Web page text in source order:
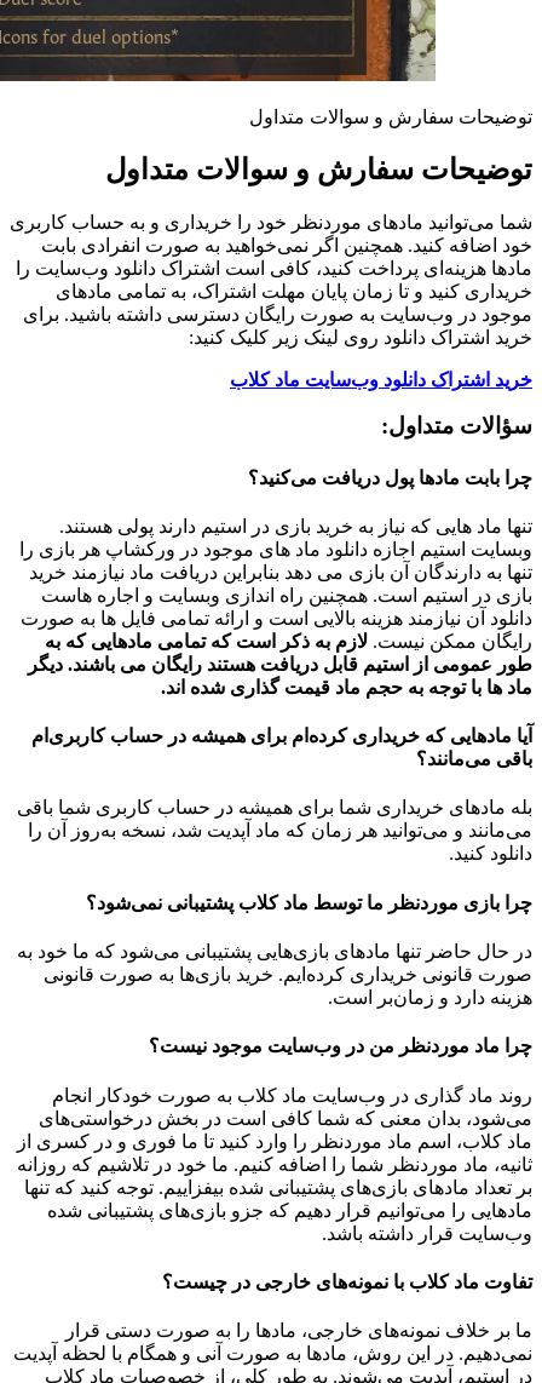
توضیحات سفارش و سوالات متداول
توضیحات سفارش و سوالات متداول
شما می‌توانید مادهای موردنظر خود را خریداری و به حساب کاربری
خود اضافه کنید. همچنین اگر نمی‌خواهید به صورت انفرادی بابت
مادها هزینه‌ای پرداخت کنید، کافی است اشتراک دانلود وب‌سایت را
خریداری کنید و تا زمان پایان مهلت اشتراک، به تمامی مادهای
موجود در وب‌سایت به صورت رایگان دسترسی داشته باشید. برای
خرید اشتراک دانلود روی لینک زیر کلیک کنید:
خرید اشتراک دانلود وب‌سایت ماد کلاب
سؤالات متداول:
چرا بابت مادها پول دریافت می‌کنید؟
تنها ماد هایی که نیاز به خرید بازی در استیم دارند پولی هستند.
وبسایت استیم اجازه دانلود ماد های موجود در ورکشاپ هر بازی را
تنها به دارندگان آن بازی می دهد بنابراین دریافت ماد نیازمند خرید
بازی در استیم است. همچنین راه اندازی وبسایت و اجاره هاست
دانلود آن نیازمند هزینه بالایی است و ارائه تمامی فایل ها به صورت
رایگان ممکن نیست. لازم به ذکر است که تمامی مادهایی که به
طور عمومی از استیم قابل دریافت هستند رایگان می باشند. دیگر
ماد ها با توجه به حجم ماد قیمت گذاری شده اند.
آیا مادهایی که خریداری کرده‌ام برای همیشه در حساب‌ کاربری‌ام
باقی می‌مانند؟
بله مادهای خریداری شما برای همیشه در حساب کاربری شما باقی
می‌مانند و می‌توانید هر زمان که ماد آپدیت شد، نسخه به‌روز آن را
دانلود کنید.
چرا بازی موردنظر ما توسط ماد کلاب پشتیبانی نمی‌شود؟
در حال حاضر تنها مادهای بازی‌هایی پشتیبانی می‌شود که ما خود به
صورت قانونی خریداری کرده‌ایم. خرید بازی‌ها به صورت قانونی
هزینه دارد و زمان‌بر است.
چرا ماد موردنظر من در وب‌سایت موجود نیست؟
روند ماد گذاری در وب‌سایت ماد کلاب به صورت خودکار انجام
می‌شود، بدان معنی که شما کافی است در بخش درخواستی‌های
ماد کلاب، اسم ماد موردنظر را وارد کنید تا ما فوری و در کسری از
ثانیه، ماد موردنظر شما را اضافه کنیم. ما خود در تلاشیم که روزانه
بر تعداد مادهای بازی‌های پشتیبانی شده بیفزاییم. توجه کنید که تنها
مادهایی را می‌توانیم قرار دهیم که جزو بازی‌های پشتیبانی شده
وب‌سایت قرار داشته باشد.
تفاوت ماد کلاب با نمونه‌های خارجی در چیست؟
ما بر خلاف نمونه‌های خارجی، مادها را به صورت دستی قرار
نمی‌دهیم. در این روش، مادها به صورت آنی و همگام با لحظه آپدیت
در استیم، آپدیت می‌شوند. به طور کلی، از خصوصیات ماد کلاب